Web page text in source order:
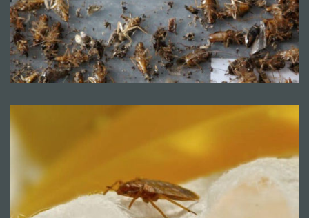
TERMISER
TRAITEMENT
- site réalisé et référencé par MACWIN ©